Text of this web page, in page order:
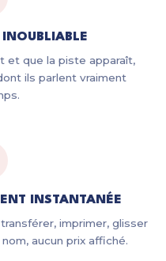
et que la piste apparaît,
ils parlent vraiment
INSTANTANÉE
imprimer, glisser
aucun prix affiché.